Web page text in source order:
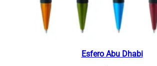
Esfero Abu Dhabi